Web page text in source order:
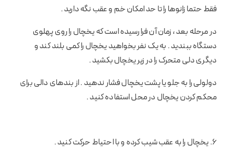
فقط حتما زانوها را تا حد امکان خم و عقب نگه دارید .
در مرحله بعد ، زمان آن فرا رسیده است که یخچال را روی پهلوی
دستگاه ببندید . به یک نفر بخواهید یخچال را کمی بلند کند و
دیگری دلی متحرک را در زیر یخچال بکشید .
دولولی را به جلو یا پشت یخچال فشار ندهید . از بندهای دالی برای
محکم کردن یخچال در محل استفاده کنید .
6. یخچال را به عقب شیب کرده و با احتیاط حرکت کنید .